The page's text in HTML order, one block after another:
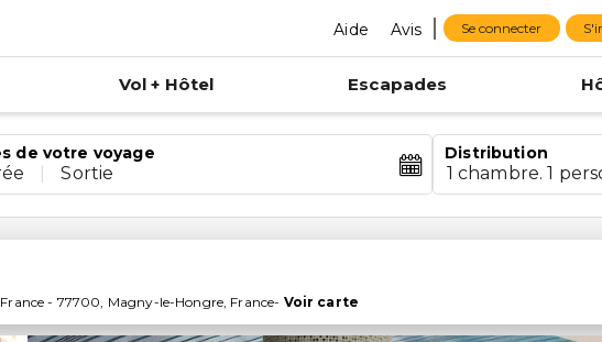
Aide Avis Se connecter
Vol + Hôtel Escapades
de votre voyage
Sortie
Distribution
1 chambre. 1
- 77700, Magny-le-Hongre, France- Voir carte